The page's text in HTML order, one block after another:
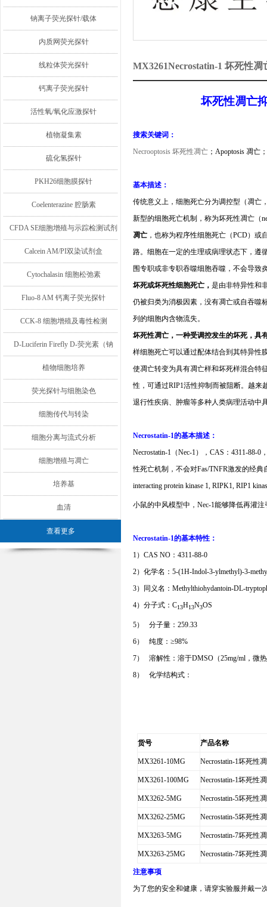
钠离子荧光探针/载体
内质网荧光探针
线粒体荧光探针
钙离子荧光探针
活性氧/氧化应激探针
植物凝集素
硫化氢探针
PKH26细胞膜探针
Coelenterazine 腔肠素
CFDA SE细胞增殖与示踪检测试剂
盒
Calcein AM/PI双染试剂盒
Cytochalasin 细胞松弛素
Fluo-8 AM 钙离子荧光探针
CCK-8 细胞增殖及毒性检测
D-Luciferin Firefly D-荧光素（钠
盐/钾盐/游离酸）
植物细胞培养
荧光探针与细胞染色
细胞传代与转染
细胞分离与流式分析
细胞增殖与凋亡
培养基
血清
查看更多
MX3261Necrostatin-1 坏死性
坏死性凋亡
搜索关键词：
Necrooptosis 坏死性凋亡 ； Apoptosis 凋亡；
基本描述：
传统意义上，细胞死亡分为调控型（凋亡
新型的细胞死亡机制，称为坏死性凋亡（
凋亡 ，也称为程序性细胞死亡（PCD）或
路。细胞在一定的生理或病理状态下，遵
围专职或非专职吞噬细胞吞噬，不会导致
坏死或坏死性细胞死亡， 是由非特异性和
仍被归类为消极因素，没有凋亡或自吞噬
列的细胞内含物流失。
坏死性凋亡，一种受调控发生的坏死，具
样细胞死亡可以通过配体结合到其特异性
使凋亡转变为具有凋亡样和坏死样混合特
性，可通过RIP1活性抑制而被阻断。越来
退行性疾病、肿瘤等多种人类病理活动中
Necrostatin-1的基本描述：
Necrostatin-1 （Nec-1）， CAS ： 4311-88-0
性死亡机制，不会对Fas/TNFR激发的经典
interacting protein kinase 1, RIPK1, RIP1
小鼠的中风模型中， Nec-1能够降低再灌注
Necrostatin-1的基本特性：
1）CAS NO ： 4311-88-0
2）化学名： 5-(1H-Indol-3-ylmethyl)-3-
3）同义名： Methylthiohydantoin-DL-
4）分子式： C13H13N3OS
5） 分子量： 259.33
6） 纯度： ≥98%
7） 溶解性：溶于DMSO （25mg/ml ，微
8） 化学结构式：
货号 产品名称
MX3261-10MG Necrostatin-1坏死性
MX3261-100MG Necrostatin-1坏死性
MX3262-5MG Necrostatin-5坏死性
MX3262-25MG Necrostatin-5坏死性
MX3263-5MG Necrostatin-7坏死性
MX3263-25MG Necrostatin-7坏死性
注意事项
为了您的安全和健康，请穿实验服并戴一